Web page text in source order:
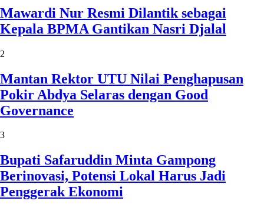
Mawardi Nur Resmi Dilantik sebagai
Kepala BPMA Gantikan Nasri Djalal
2
Mantan Rektor UTU Nilai Penghapusan
Pokir Abdya Selaras dengan Good
Governance
3
Bupati Safaruddin Minta Gampong
Berinovasi, Potensi Lokal Harus Jadi
Penggerak Ekonomi